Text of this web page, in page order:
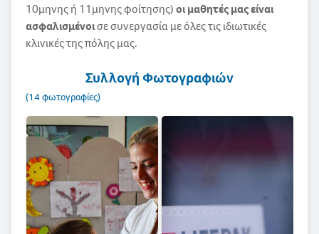
10μηνης ή 11μηνης φοίτησης)οι μαθητές μας είναι
ασφαλισμένοισε συνεργασία με όλες τις ιδιωτικές
κλινικές της πόλης μας.
Συλλογή Φωτογραφιών
(14 φωτογραφίες)